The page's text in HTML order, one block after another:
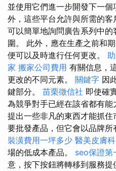
並使用它們進一步開發下一個
外，這些平台允許與所需的客
可以簡單地詢問廣告系列中
圍。 此外，應在生產之前和
便可以及時進行任何更改。
家 搬家公司費用 有關信息，
更改的不同元素。 關鍵字 因
鍵部分。 苗栗徵信社 即使確
為競爭對手已經在該省都有能
提出一些非凡的東西才能抓
要批發產品，但它會以品牌所
裝潢費用一坪多少 醫美皮膚科
場的低成本產品。 seo保證第
意，按下按鈕將轉移到服務提